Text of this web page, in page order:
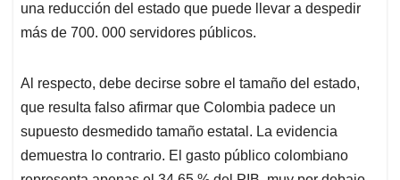
una reducción del estado que puede llevar a despedir
más de 700. 000 servidores públicos.
Al respecto, debe decirse sobre el tamaño del estado,
que resulta falso afirmar que Colombia padece un
supuesto desmedido tamaño estatal. La evidencia
demuestra lo contrario. El gasto público colombiano